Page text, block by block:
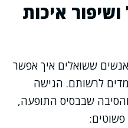
איכות
ששואלים איך אפשר
לרשותם. הגישה
שבבסיס התופעה,